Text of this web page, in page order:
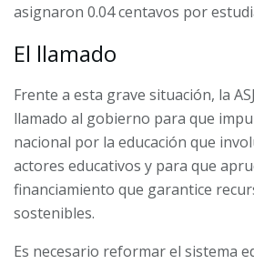
asignaron 0.04 centavos por
El llamado
Frente a esta grave situación, la
llamado al gobierno para que
nacional por la educación que
actores educativos y para que
financiamiento que garantice
sostenibles.
Es necesario reformar el sistema